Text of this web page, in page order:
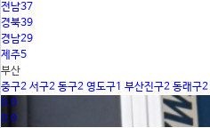
전남37
경북39
경남29
제주5
부산
중구2 서구2 동구2 영도구1 부산진구2 동래구2
0.0
0.0